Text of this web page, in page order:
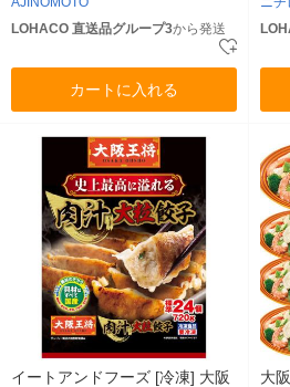
LOHACO 直送品グループ3から発送
カートに入れる
イートアンドフーズ [冷凍] 大阪
大